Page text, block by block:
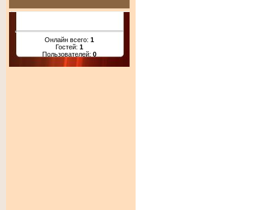
Онлайн всего: 1
Гостей: 1
Пользователей: 0